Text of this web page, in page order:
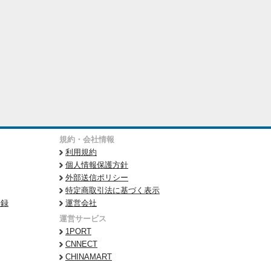
規約・会社情報
利用規約
個人情報保護方針
外部送信ポリシー
特定商取引法に基づく表示
運営会社
運営サービス
1PORT
CNNECT
CHINAMART